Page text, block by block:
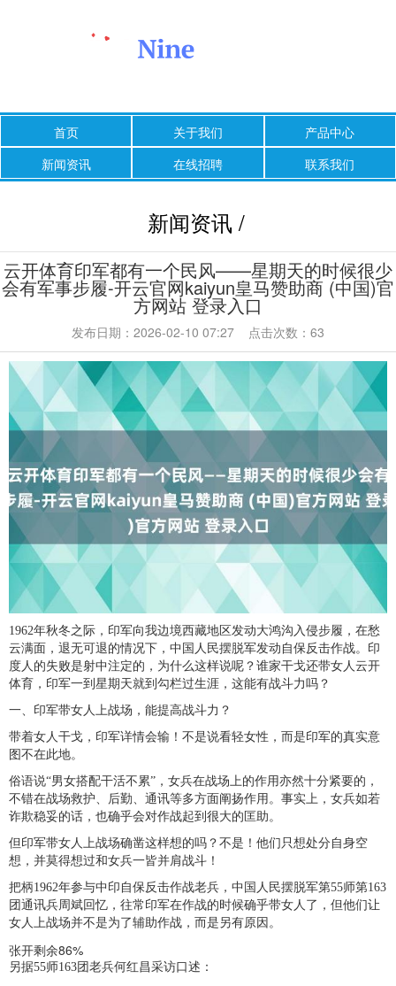
首页 关于我们
产品中心
新闻资讯
在线招聘 联系我们
新闻资讯 /
云开体育印军都有一个民风——星期天的时候很少
会有军事步履-开云官网kaiyun皇马赞助商 (中国)官
方网站 登录入口
发布日期：2026-02-10 07:27 点击次数：63
1962年秋冬之际，印军向我边境西藏地区发动大鸿沟入侵步履，在愁
云满面，退无可退的情况下，中国人民摆脱军发动自保反击作战。印
度人的失败是射中注定的，为什么这样说呢？谁家干戈还带女人云开
体育，印军一到星期天就到勾栏过生涯，这能有战斗力吗？
一、印军带女人上战场，能提高战斗力？
带着女人干戈，印军详情会输！不是说看轻女性，而是印军的真实意
图不在此地。
俗语说“男女搭配干活不累”，女兵在战场上的作用亦然十分紧要的，
不错在战场救护、后勤、通讯等多方面阐扬作用。事实上，女兵如若
诈欺稳妥的话，也确乎会对作战起到很大的匡助。
但印军带女人上战场确凿这样想的吗？不是！他们只想处分自身空
想，并莫得想过和女兵一皆并肩战斗！
把柄1962年参与中印自保反击作战老兵，中国人民摆脱军第55师第163
团通讯兵周斌回忆，往常印军在作战的时候确乎带女人了，但他们让
女人上战场并不是为了辅助作战，而是另有原因。
张开剩余86%
另据55师163团老兵何红昌采访口述：